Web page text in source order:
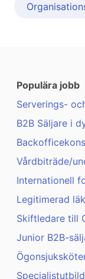
Populära jobb
Serverings-
B2B Säljare i
Vårdbiträde/
Internationell
Legitimerad
Skiftledare till
Junior B2B-